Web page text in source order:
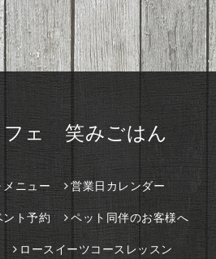
フェ 笑みごはん
メニュー 営業日カレンダー
ント予約 ペット同伴のお客様へ
ロースイーツコースレッスン